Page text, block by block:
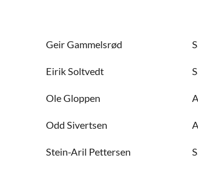
Geir Gammelsrød
Eirik Soltvedt
Ole Gloppen
Odd Sivertsen
Stein-Aril Pettersen